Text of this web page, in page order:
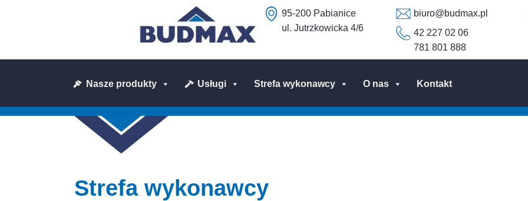
95-200 Pabianice
ul. Jutrzkowicka 4/6
biuro@budmax.pl
42 227 02 06
781 801 888
Nasze produkty Usługi Strefa wykonawcy O nas Kontakt
Strefa wykonawcy